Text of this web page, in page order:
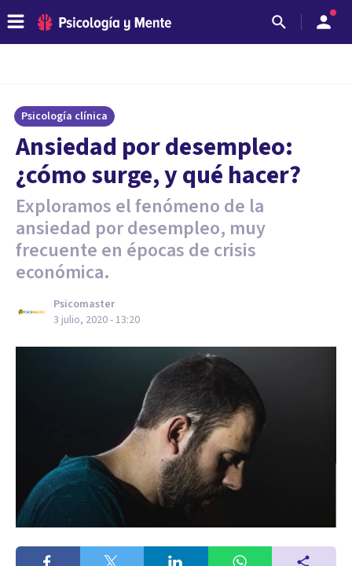
Psicología clínica
Ansiedad por desempleo:
¿cómo surge, y qué hacer?
Exploramos el fenómeno de la
ansiedad por desempleo, muy
frecuente en épocas de crisis
económica.
Psicomaster
3 julio, 2020 - 13:20